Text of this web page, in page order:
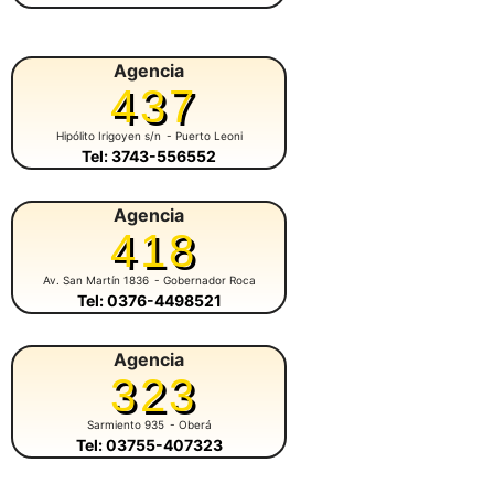
Agencia
437
Hipólito Irigoyen s/n - Puerto Leoni
Tel: 3743-556552
Agencia
418
Av. San Martín 1836 - Gobernador Roca
Tel: 0376-4498521
Agencia
323
Sarmiento 935 - Oberá
Tel: 03755-407323